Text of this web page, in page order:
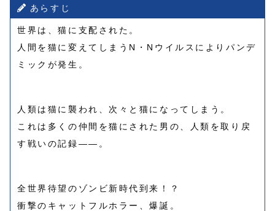
あらすじ
世界は、猫に支配された。
人間を猫に変えてしまうN・Nウイルスによりパンデ
ミックが発生。
人類は猫に襲われ、次々と猫になってしまう。
これは多くの仲間を猫にされた男の、人類を取り戻
す戦いの記録――。
全世界待望のゾンビ新時代到来！？
衝撃のキャットフルホラー、爆誕。